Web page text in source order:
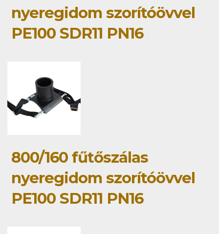
nyeregidom szorítóövvel
PE100 SDR11 PN16
800/160 fűtőszálas
nyeregidom szorítóövvel
PE100 SDR11 PN16